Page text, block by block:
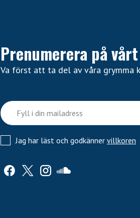
Prenumerera på
Va först att ta del av våra grymma
Jag har läst och godkänner villkoren